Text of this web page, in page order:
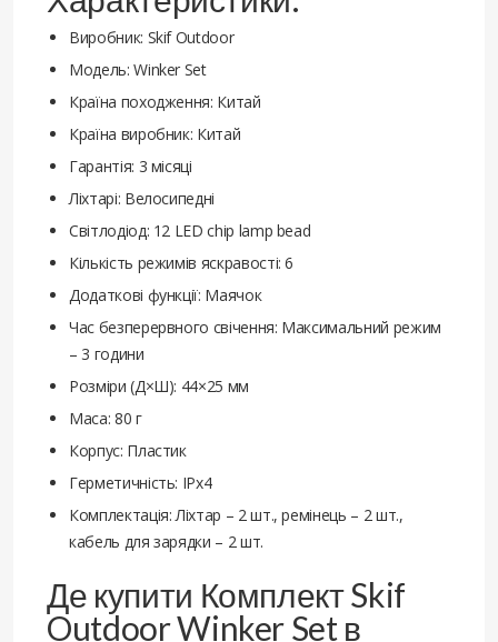
Виробник: Skif Outdoor
Модель: Winker Set
Країна походження: Китай
Країна виробник: Китай
Гарантія: 3 місяці
Ліхтарі: Велосипедні
Світлодіод: 12 LED chip lamp bead
Кількість режимів яскравості: 6
Додаткові функції: Маячок
Час безперервного свічення: Максимальний режим
– 3 години
Розміри (Д×Ш): 44×25 мм
Маса: 80 г
Корпус: Пластик
Герметичність: IPx4
Комплектація: Ліхтар – 2 шт., ремінець – 2 шт.,
кабель для зарядки – 2 шт.
Де купити Комплект Skif
Outdoor Winker Set в